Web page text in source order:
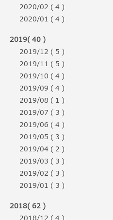
2020/02 ( 4 )
2020/01 ( 4 )
2019( 40 )
2019/12 ( 5 )
2019/11 ( 5 )
2019/10 ( 4 )
2019/09 ( 4 )
2019/08 ( 1 )
2019/07 ( 3 )
2019/06 ( 4 )
2019/05 ( 3 )
2019/04 ( 2 )
2019/03 ( 3 )
2019/02 ( 3 )
2019/01 ( 3 )
2018( 62 )
2018/12 ( 4 )